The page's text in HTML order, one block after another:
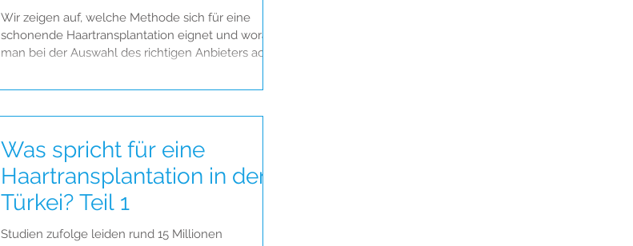
Wir zeigen auf, welche Methode sich für eine
schonende Haartransplantation eignet und worauf
man bei der Auswahl des richtigen Anbieters ach
Was spricht für eine
Haartransplantation in der
Türkei? Teil 1
Studien zufolge leiden rund 15 Millionen